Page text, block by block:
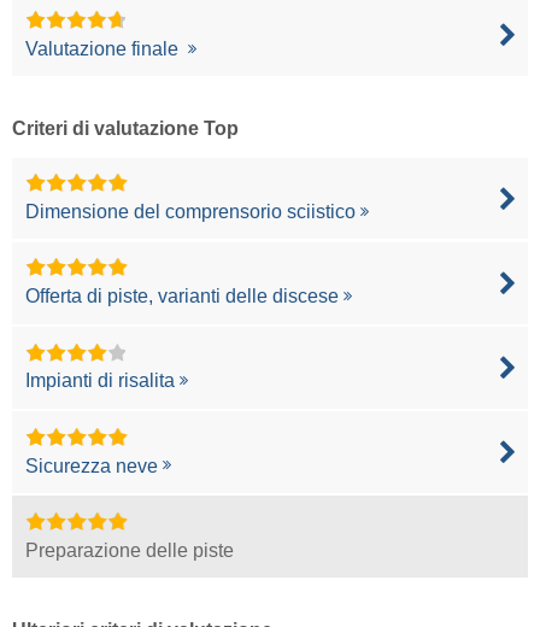
Valutazione finale
Criteri di valutazione Top
Dimensione del comprensorio sciistico
Offerta di piste, varianti delle discese
Impianti di risalita
Sicurezza neve
Preparazione delle piste